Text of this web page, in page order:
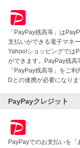
「PayPay残高等」は
支払いができる電子マネ
Yahoo!ショッピングでは
ができます。PayPay残高
「PayPay残高等」をご
Dとの連携が必要になりま
PayPayクレジット
PayPayでのお支払いを